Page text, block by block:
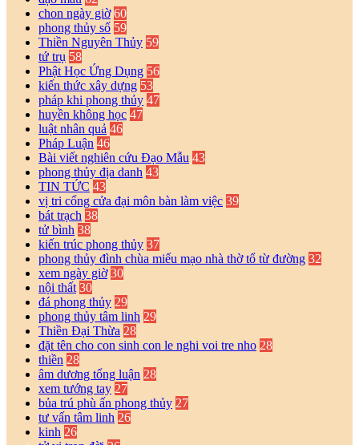
chon ngày giờ 60
phong thủy số 59
Thiền Nguyên Thủy 59
tứ trụ 58
Phật Học Ứng Dụng 56
kiến thức xây dựng 53
pháp khi phong thủy 47
huyền không học 47
luật nhân quả 46
Pháp Luận 46
Bài viết nghiên cứu Đạo Mẫu 43
phong thủy địa danh 43
TIN TỨC 43
vị tri cổng cửa đại môn bàn làm việc 39
bát trạch 38
tử bình 38
kiến trúc phong thủy 37
phong thủy đình chùa miếu mạo nhà thờ tổ từ đường 32
xem ngày giờ 30
nội thất 30
đá phong thủy 29
phong thủy tâm linh 29
Thiền Đại Thừa 28
đặt tên cho con sinh con le nghi voi tre nho 28
thiền 28
âm dương tổng luận 28
xem tướng tay 27
bủa trú phù ấn phong thủy 27
tư vấn tâm linh 26
kinh 26